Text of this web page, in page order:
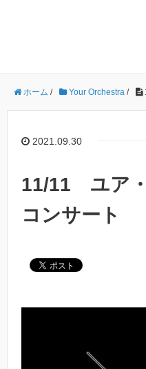
ホーム / Your Orchestra /
2021.09.30
11/11 ユア
コンサート